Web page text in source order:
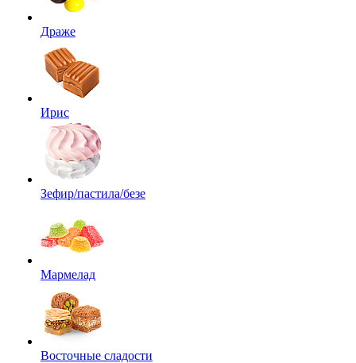
Драже
Ирис
Зефир/пастила/безе
Мармелад
Восточные сладости